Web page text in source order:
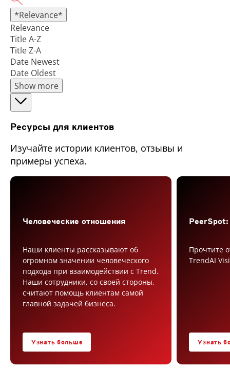
*Relevance*
Relevance
Title A-Z
Title Z-A
Date Newest
Date Oldest
Show more
Ресурсы для клиентов
Изучайте истории клиентов, отзывы и
примеры успеха.
Человеческие отношения
Наши клиенты рассказывают об
огромном значении человеческого
подхода при взаимодействии с Trend.
Наши сотрудники, со своей стороны,
считают помощь клиентам самой
главной задачей бизнеса.
Узнать больше
PeerSpot:
Прочтите
TrendAI
Узнать